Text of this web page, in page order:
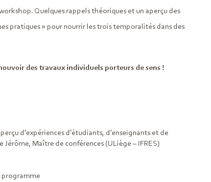
Quelques rappels théoriques et un aperçu des
pratiques » pour nourrir les trois temporalités dans des
des travaux individuels porteurs de sens !
d’expériences d’étudiants, d’enseignants et de
Jérôme, Maître de conférences (ULiège – IFRES)
programme